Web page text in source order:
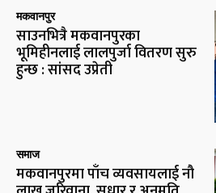
मकवानपुर
साउनभित्रै मकवानपुरका
भूमिहीनलाई लालपुर्जा वितरण सुरु
हुन्छ : सांसद उप्रेती
समाज
मकवानपुरमा पाँच व्यवसायलाई नौ